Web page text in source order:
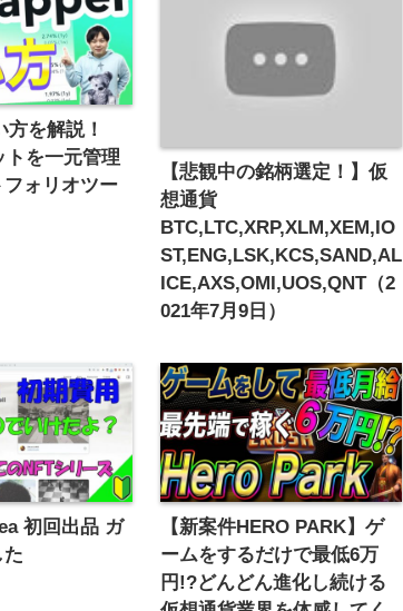
を解説！
トを一元管理
ォリオツー
【悲観中の銘柄選定！】仮
想通貨
BTC,LTC,XRP,XLM,XEM,IO
ST,ENG,LSK,KCS,SAND,AL
ICE,AXS,OMI,UOS,QNT（2
021年7月9日）
初回出品 ガ
た
【新案件HERO PARK】ゲ
ームをするだけで最低6万
円!?どんどん進化し続ける